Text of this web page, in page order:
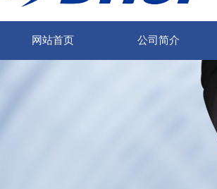
网站首页 公司简介